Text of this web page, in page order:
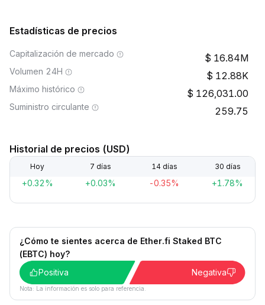
Estadísticas de precios
Capitalización de mercado 16.84M
Volumen 24H 12.88K
Máximo histórico 126,031.00
Suministro circulante 259.75
Historial de precios (USD)
Hoy 7 días 14 días 30 días
+0.32% +0.03% -0.35% +1.78%
¿Cómo te sientes acerca de Ether.fi Staked BTC
(EBTC) hoy?
Positiva
Negativa
Nota: La información es solo para referencia.